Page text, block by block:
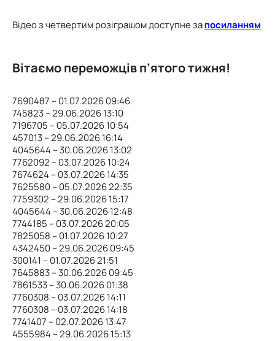
Відео з четвертим розіграшом доступне запосиланням
Вітаємо переможців п’ятого тижня!
7690487 – 01.07.2026 09:46
745823 – 29.06.2026 13:10
7196705 – 05.07.2026 10:54
457013 – 29.06.2026 16:14
4045644 – 30.06.2026 13:02
7762092 – 03.07.2026 10:24
7674624 – 03.07.2026 14:35
7625580 – 05.07.2026 22:35
7759302 – 29.06.2026 15:17
4045644 – 30.06.2026 12:48
7744185 – 03.07.2026 20:05
7825058 – 01.07.2026 10:27
4342450 – 29.06.2026 09:45
300141 – 01.07.2026 21:51
7645883 – 30.06.2026 09:45
7861533 – 30.06.2026 01:38
7760308 – 03.07.2026 14:11
7760308 – 03.07.2026 14:18
7741407 – 02.07.2026 13:47
4555984 – 29.06.2026 15:13